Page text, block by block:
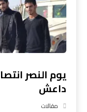
يوم النصر
داعش
مقالات